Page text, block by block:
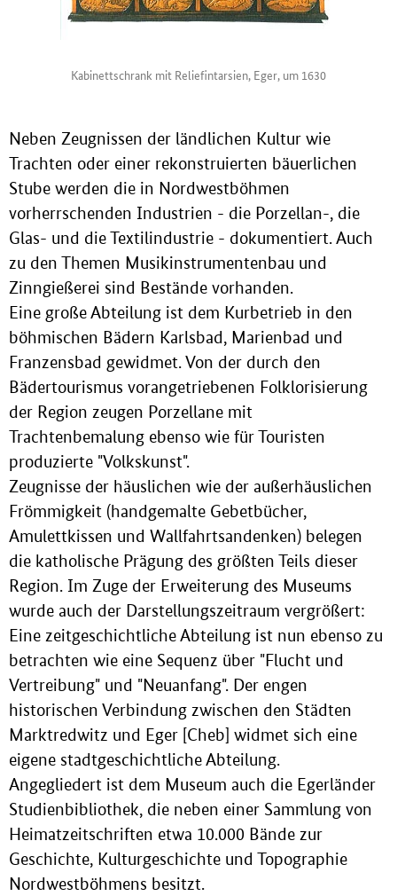
Kabinettschrank mit Reliefintarsien, Eger, um 1630
Neben Zeugnissen der ländlichen Kultur wie
Trachten oder einer rekonstruierten bäuerlichen
Stube werden die in Nordwestböhmen
vorherrschenden Industrien - die Porzellan-, die
Glas- und die Textilindustrie - dokumentiert. Auch
zu den Themen Musikinstrumentenbau und
Zinngießerei sind Bestände vorhanden.
Eine große Abteilung ist dem Kurbetrieb in den
böhmischen Bädern Karlsbad, Marienbad und
Franzensbad gewidmet. Von der durch den
Bädertourismus vorangetriebenen Folklorisierung
der Region zeugen Porzellane mit
Trachtenbemalung ebenso wie für Touristen
produzierte "Volkskunst".
Zeugnisse der häuslichen wie der außerhäuslichen
Frömmigkeit (handgemalte Gebetbücher,
Amulettkissen und Wallfahrtsandenken) belegen
die katholische Prägung des größten Teils dieser
Region. Im Zuge der Erweiterung des Museums
wurde auch der Darstellungszeitraum vergrößert:
Eine zeitgeschichtliche Abteilung ist nun ebenso zu
betrachten wie eine Sequenz über "Flucht und
Vertreibung" und "Neuanfang". Der engen
historischen Verbindung zwischen den Städten
Marktredwitz und Eger [Cheb] widmet sich eine
eigene stadtgeschichtliche Abteilung.
Angegliedert ist dem Museum auch die Egerländer
Studienbibliothek, die neben einer Sammlung von
Heimatzeitschriften etwa 10.000 Bände zur
Geschichte, Kulturgeschichte und Topographie
Nordwestböhmens besitzt.